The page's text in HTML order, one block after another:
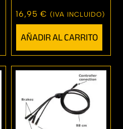
16,95 € (IVA INCLUIDO)
AÑADIR AL CARRITO